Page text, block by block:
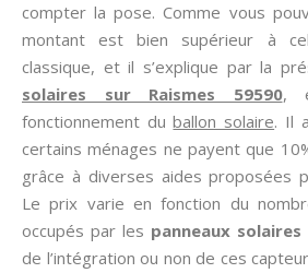
compter la pose. Comme vous
montant est bien supérieur à
classique, et il s’explique par la
solaires sur Raismes 59590,
fonctionnement duballon solaire. Il
certains ménages ne payent que
grâce à diverses aides proposées
Le prix varie en fonction du
occupés par les panneaux solaires
de l’intégration ou non de ces